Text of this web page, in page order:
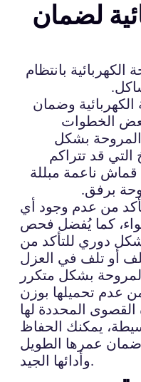
لضمان
الكهربائية بانتظام
وضمان
الخطوات
بشكل
التي قد تتراكم
ناعمة مبللة
برفق.
من عدم وجود أي
كما يُفضل فحص
دوري للتأكد من
بشكل متكرر
عدم تحميلها بوزن
يمكنك الحفاظ
عمرها الطويل
وأدائها الجيد.